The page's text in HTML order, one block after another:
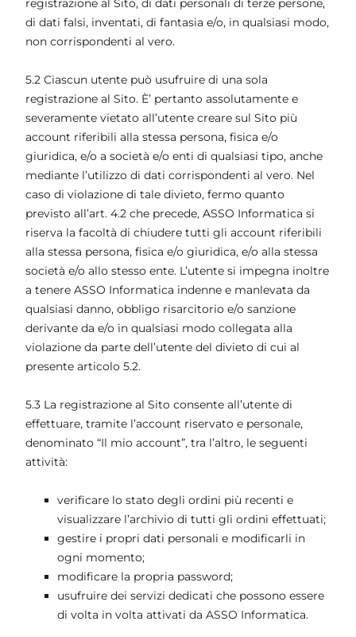
registrazione al Sito, di dati personali di terze persone,
di dati falsi, inventati, di fantasia e/o, in qualsiasi modo,
non corrispondenti al vero.
5.2 Ciascun utente può usufruire di una sola
registrazione al Sito. È’ pertanto assolutamente e
severamente vietato all’utente creare sul Sito più
account riferibili alla stessa persona, fisica e/o
giuridica, e/o a società e/o enti di qualsiasi tipo, anche
mediante l’utilizzo di dati corrispondenti al vero. Nel
caso di violazione di tale divieto, fermo quanto
previsto all’art. 4.2 che precede, ASSO Informatica si
riserva la facoltà di chiudere tutti gli account riferibili
alla stessa persona, fisica e/o giuridica, e/o alla stessa
società e/o allo stesso ente. L’utente si impegna inoltre
a tenere ASSO Informatica indenne e manlevata da
qualsiasi danno, obbligo risarcitorio e/o sanzione
derivante da e/o in qualsiasi modo collegata alla
violazione da parte dell’utente del divieto di cui al
presente articolo 5.2.
5.3 La registrazione al Sito consente all’utente di
effettuare, tramite l’account riservato e personale,
denominato “Il mio account”, tra l’altro, le seguenti
attività:
verificare lo stato degli ordini più recenti e
visualizzare l’archivio di tutti gli ordini effettuati;
gestire i propri dati personali e modificarli in
ogni momento;
modificare la propria password;
usufruire dei servizi dedicati che possono essere
di volta in volta attivati da ASSO Informatica.